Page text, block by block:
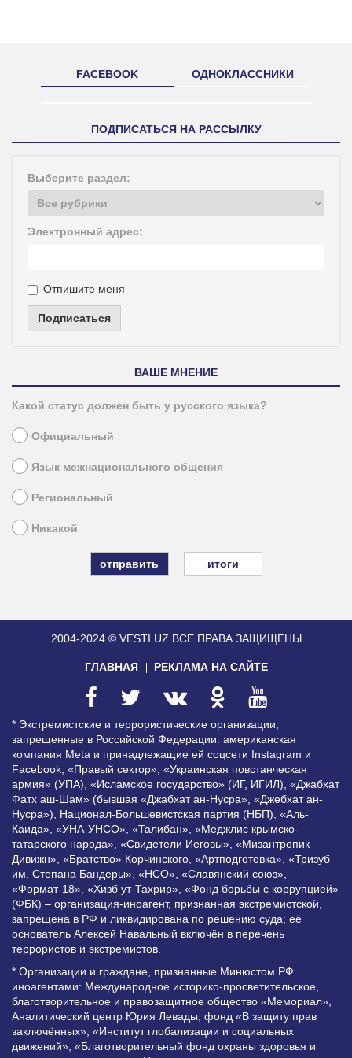
FACEBOOK ОДНОКЛАССНИКИ
ПОДПИСАТЬСЯ НА РАССЫЛКУ
Выберите раздел:
Электронный адрес:
Отпишите меня
Подписаться
ВАШЕ МНЕНИЕ
Какой статус должен быть у русского языка?
Официальный
Язык межнационального общения
Региональный
Никакой
итоги
2004-2024 © VESTI.UZ ВСЕ ПРАВА ЗАЩИЩЕНЫ
ГЛАВНАЯ РЕКЛАМА НА САЙТЕ
* Экстремистские и террористические организации,
запрещенные в Российской Федерации: американская
компания Meta и принадлежащие ей соцсети Instagram и
Facebook, «Правый сектор», «Украинская повстанческая
армия» (УПА), «Исламское государство» (ИГ, ИГИЛ), «Джабхат
Фатх аш-Шам» (бывшая «Джабхат ан-Нусра», «Джебхат ан-
Нусра»), Национал-Большевистская партия (НБП), «Аль-
Каида», «УНА-УНСО», «Талибан», «Меджлис крымско-
татарского народа», «Свидетели Иеговы», «Мизантропик
Дивижн», «Братство» Корчинского, «Артподготовка», «Тризуб
им. Степана Бандеры», «НСО», «Славянский союз»,
«Формат-18», «Хизб ут-Тахрир», «Фонд борьбы с коррупцией»
(ФБК) – организация-иноагент, признанная экстремистской,
запрещена в РФ и ликвидирована по решению суда; её
основатель Алексей Навальный включён в перечень
террористов и экстремистов.
* Организации и граждане, признанные Минюстом РФ
иноагентами: Международное историко-просветительское,
благотворительное и правозащитное общество «Мемориал»,
Аналитический центр Юрия Левады, фонд «В защиту прав
заключённых», «Институт глобализации и социальных
движений», «Благотворительный фонд охраны здоровья и